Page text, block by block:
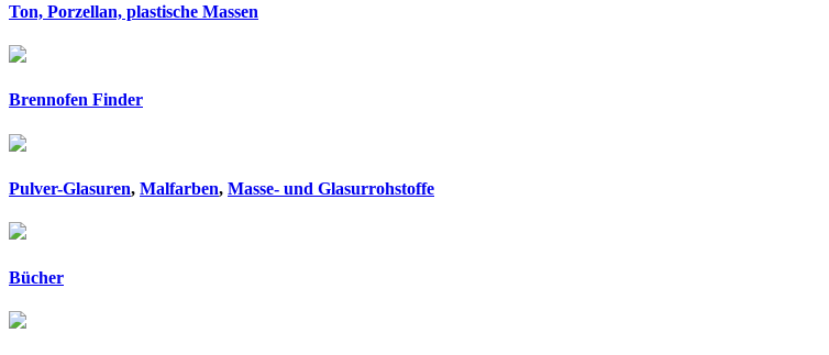
Ton, Porzellan, plastische Massen
Brennofen Finder
Pulver-Glasuren, Malfarben, Masse- und Glasurrohstoffe
Bücher